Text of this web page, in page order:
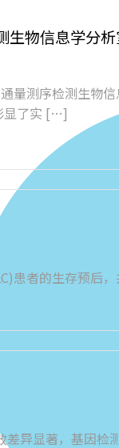
生物信息学分
量测序检测生物
显了实 […]
患者的生存预后
异显著，基因检